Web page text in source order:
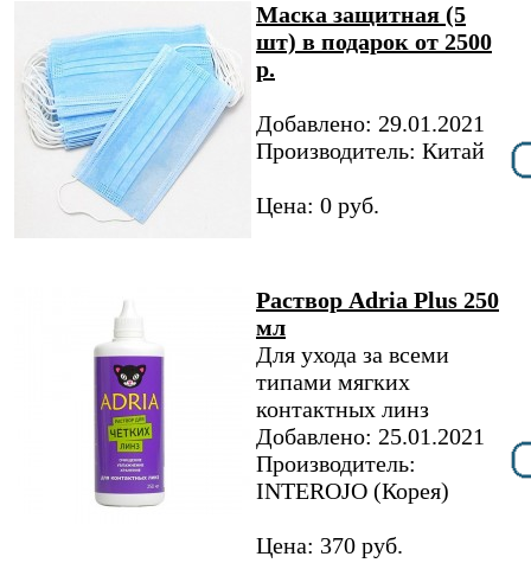
Маска защитная (5
шт) в подарок от 2500
р.
Добавлено: 29.01.2021
Производитель: Китай
Цена: 0 руб.
Раствор Adria Plus 250
мл
Для ухода за всеми
типами мягких
контактных линз
Добавлено: 25.01.2021
Производитель:
INTEROJO (Корея)
Цена: 370 руб.